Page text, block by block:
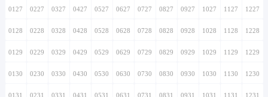
0127 0227 0327 0427 0527 0627 0727 0827 0927 1027 1127 1227
0128 0228 0328 0428 0528 0628 0728 0828 0928 1028 1128 1228
0129 0229 0329 0429 0529 0629 0729 0829 0929 1029 1129 1229
0130 0230 0330 0430 0530 0630 0730 0830 0930 1030 1130 1230
0131 0231 0331 0431 0531 0631 0731 0831 0931 1031 1131 1231